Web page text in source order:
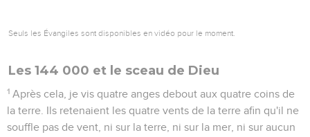
Seuls les Évangiles sont disponibles en vidéo pour le moment.
Les 144 000 et le sceau de Dieu
1 Après cela, je vis quatre anges debout aux quatre coins de
la terre. Ils retenaient les quatre vents de la terre afin qu'il ne
souffle pas de vent, ni sur la terre, ni sur la mer, ni sur aucun